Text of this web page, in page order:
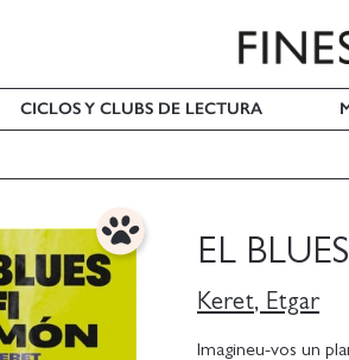
CICLOS Y CLUBS DE LECTURA
EL
Keret, Etgar
Imagineu-vos un